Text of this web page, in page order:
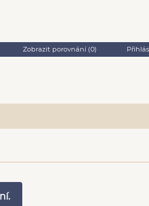
Zobrazit porovnání (0)